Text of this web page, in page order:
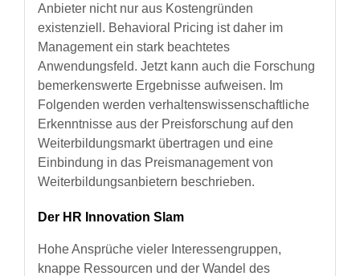
Anbieter nicht nur aus Kostengründen
existenziell. Behavioral Pricing ist daher im
Management ein stark beachtetes
Anwendungsfeld. Jetzt kann auch die Forschung
bemerkenswerte Ergebnisse aufweisen. Im
Folgenden werden verhaltenswissenschaftliche
Erkenntnisse aus der Preisforschung auf den
Weiterbildungsmarkt übertragen und eine
Einbindung in das Preismanagement von
Weiterbildungsanbietern beschrieben.
Der HR Innovation Slam
Hohe Ansprüche vieler Interessengruppen,
knappe Ressourcen und der Wandel des